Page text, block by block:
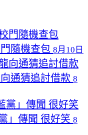
隨機查包 8月10日
通猜追討借款 8
」傳聞 很好笑 8